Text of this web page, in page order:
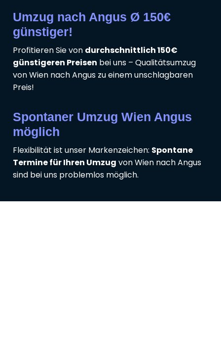
Umzug nach Angus Ø 150€
günstiger!
Profitieren Sie von durchschnittlich 150€
günstigeren Preisen bei uns – Qualitätsumzug
von Wien nach Angus zu einem unschlagbaren
Preis!
Spontaner Umzug Wien Angus
möglich
Flexibilität ist unser Markenzeichen: Spontane
Termine für Ihren Umzug von Wien nach Angus
sind bei uns problemlos möglich.